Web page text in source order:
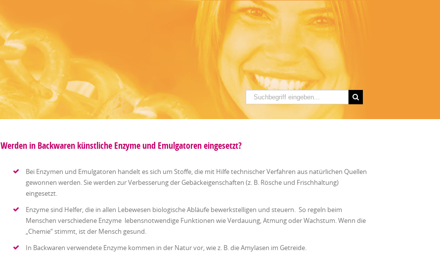
Werden in Backwaren künstliche Enzyme und Emulgatoren eingesetzt?
Bei Enzymen und Emulgatoren handelt es sich um Stoffe, die mit Hilfe technischer Verfahren aus natürlichen Quellen
gewonnen werden. Sie werden zur Verbesserung der Gebäckeigenschaften (z. B. Rösche und Frischhaltung)
eingesetzt.
Enzyme sind Helfer, die in allen Lebewesen biologische Abläufe bewerkstelligen und steuern. So regeln beim
Menschen verschiedene Enzyme lebensnotwendige Funktionen wie Verdauung, Atmung oder Wachstum. Wenn die
„Chemie“ stimmt, ist der Mensch gesund.
In Backwaren verwendete Enzyme kommen in der Natur vor, wie z. B. die Amylasen im Getreide.